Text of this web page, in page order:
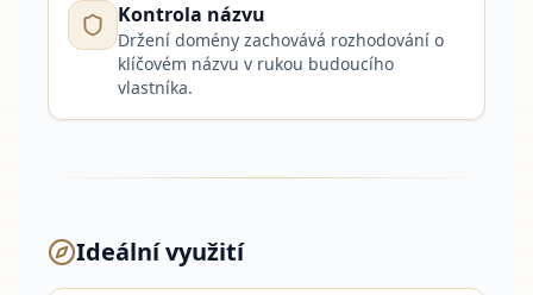
Kontrola názvu
Držení domény zachovává rozhodování o
klíčovém názvu v rukou budoucího
vlastníka.
Ideální využití